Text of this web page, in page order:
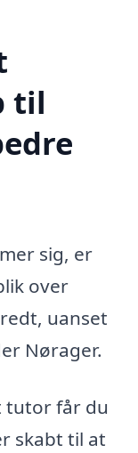
til
sig, er
over
uanset
Nørager.
tutor får du
skabt til at